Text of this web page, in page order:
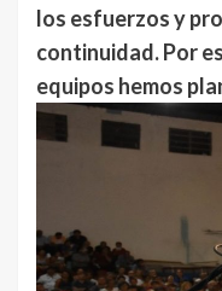
los esfuerzos y
continuidad. Por
equipos hemos